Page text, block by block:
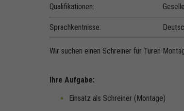
Qualifikationen:
Sprachkentnisse:
Wir suchen einen Schreiner für Türen
Ihre Aufgabe:
Einsatz als Schreiner (Montage)